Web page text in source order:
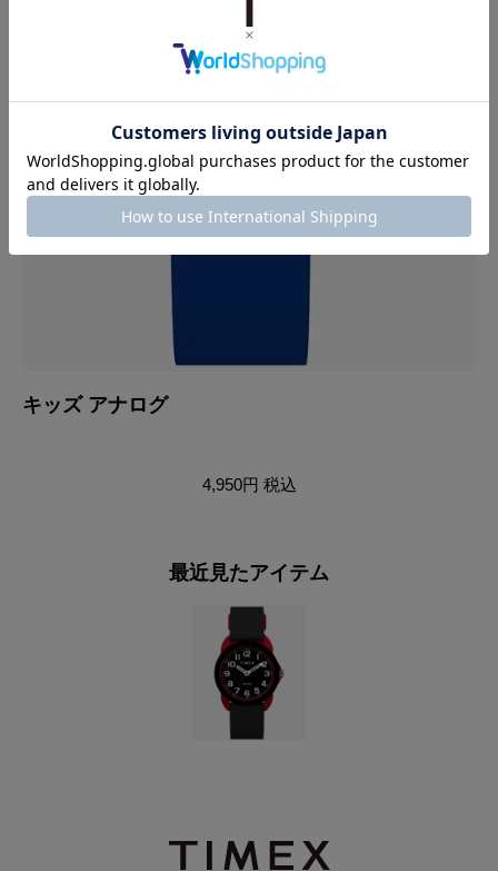
キッズ アナログ
4,950円 税込
最近見たアイテム